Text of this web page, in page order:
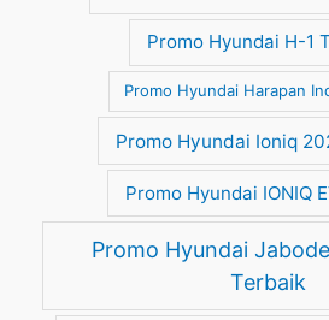
Promo Hyundai H-1
Promo Hyundai Harapan
Promo Hyundai Ioniq
Promo Hyundai IONIQ
Promo Hyundai
Terbaik